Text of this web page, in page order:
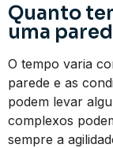
Quanto
uma
O tempo varia
parede e as
podem levar
complexos
sempre a